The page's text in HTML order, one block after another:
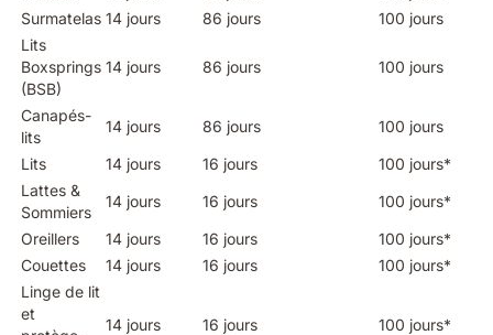
Surmatelas 14 jours 86 jours
100 jours
Lits
Boxsprings
(BSB)
14 jours 86 jours 100 jours
Canapés-
lits
14 jours 86 jours
100 jours
Lits
14 jours 16 jours
100 jours*
Lattes &
Sommiers
14 jours 16 jours
100 jours*
Oreillers
14 jours 16 jours
100 jours*
Couettes
14 jours 16 jours
100 jours*
Linge de lit
et
14 jours 16 jours 100 jours*